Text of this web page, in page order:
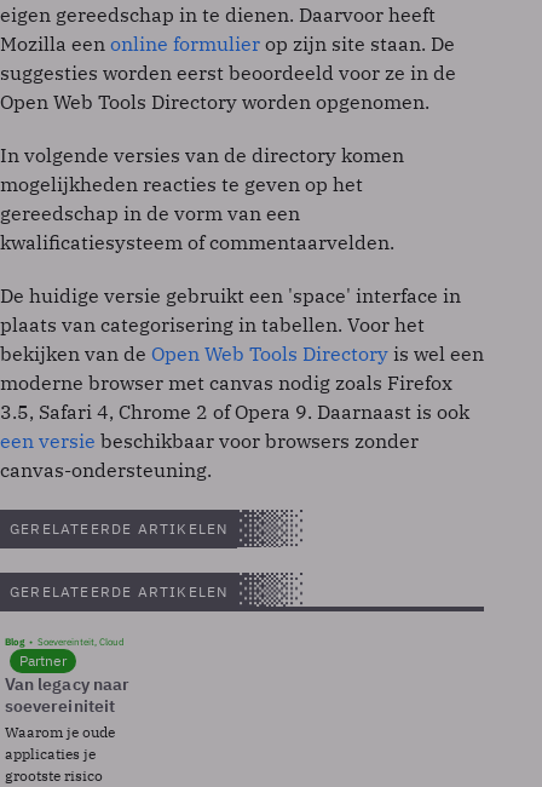
eigen gereedschap in te dienen. Daarvoor heeft
Mozilla een online formulier op zijn site staan. De
suggesties worden eerst beoordeeld voor ze in de
Open Web Tools Directory worden opgenomen.
In volgende versies van de directory komen
mogelijkheden reacties te geven op het
gereedschap in de vorm van een
kwalificatiesysteem of commentaarvelden.
De huidige versie gebruikt een 'space' interface in
plaats van categorisering in tabellen. Voor het
bekijken van de Open Web Tools Directory is wel een
moderne browser met canvas nodig zoals Firefox
3.5, Safari 4, Chrome 2 of Opera 9. Daarnaast is ook
een versie beschikbaar voor browsers zonder
canvas-ondersteuning.
GERELATEERDE ARTIKELEN
GERELATEERDE ARTIKELEN
Blog Soevereinteit, Cloud
Partner
Van legacy naar
soevereiniteit
Waarom je oude
applicaties je
grootste risico